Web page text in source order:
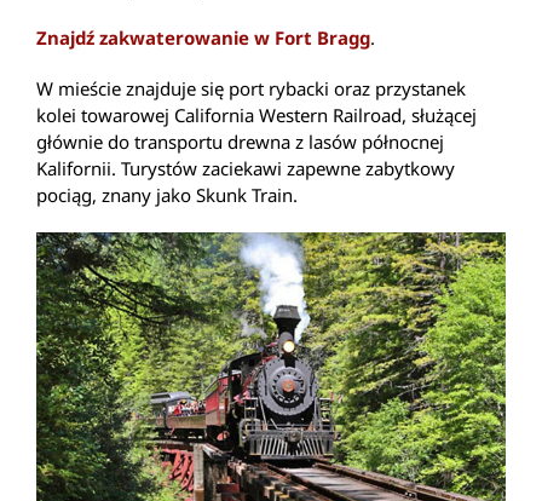
Znajdź zakwaterowanie w Fort Bragg.
W mieście znajduje się port rybacki oraz przystanek
kolei towarowej California Western Railroad, służącej
głównie do transportu drewna z lasów północnej
Kalifornii. Turystów zaciekawi zapewne zabytkowy
pociąg, znany jako Skunk Train.